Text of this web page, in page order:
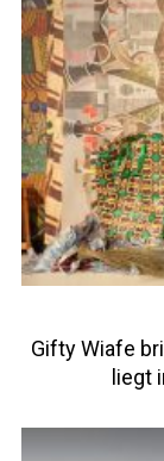
Gifty Wiafe
liegt